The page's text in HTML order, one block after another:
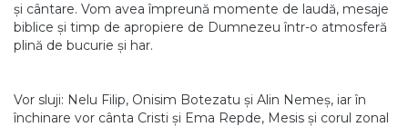
și cântare. Vom avea împreună momente de laudă, mesaje
biblice și timp de apropiere de Dumnezeu într-o atmosferă
plină de bucurie și har.
Vor sluji: Nelu Filip, Onisim Botezatu și Alin Nemeș, iar în
închinare vor cânta Cristi și Ema Repde, Mesis și corul zonal